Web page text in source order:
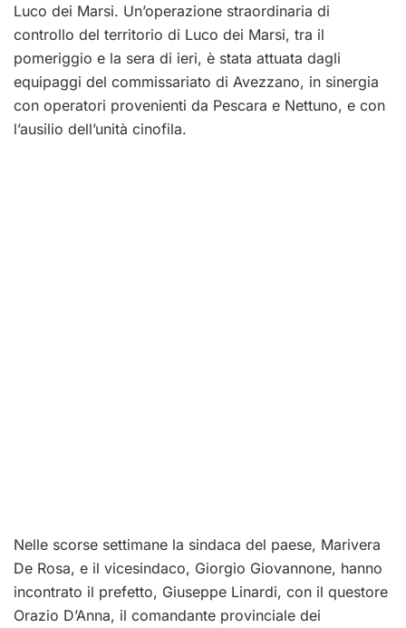
Luco dei Marsi. Un’operazione straordinaria di
controllo del territorio di Luco dei Marsi, tra il
pomeriggio e la sera di ieri, è stata attuata dagli
equipaggi del commissariato di Avezzano, in sinergia
con operatori provenienti da Pescara e Nettuno, e con
l’ausilio dell’unità cinofila.
Nelle scorse settimane la sindaca del paese, Marivera
De Rosa, e il vicesindaco, Giorgio Giovannone, hanno
incontrato il prefetto, Giuseppe Linardi, con il questore
Orazio D’Anna, il comandante provinciale dei